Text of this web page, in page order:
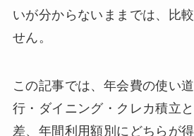
いが分からないままでは、比
せん。
この記事では、年会費の使い
行・ダイニング・クレカ積立
差、年間利用額別にどちらが